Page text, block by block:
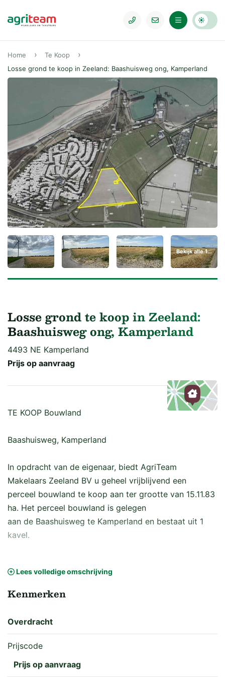
Home
Te Koop
Losse grond te koop in Zeeland: Baashuisweg ong, Kamperland
Bekijk alle 14 foto's
Losse grond te koop in Zeeland:
Baashuisweg ong, Kamperland
4493 NE Kamperland
Prijs op aanvraag
TE KOOP Bouwland
Baashuisweg, Kamperland
In opdracht van de eigenaar, biedt AgriTeam
Makelaars Zeeland BV u geheel vrijblijvend een
perceel bouwland te koop aan ter grootte van 15.11.83
ha. Het perceel bouwland is gelegen
aan de Baashuisweg te Kamperland en bestaat uit 1
kavel.
op verzoek per email aan u wordt verzonden.
koper. Het tijdstip van juridische- en feitelijke levering
informatie en/of het maken van een afspraak voor een
Lees volledige omschrijving
Kenmerken
Overdracht
Prijscode
Prijs op aanvraag